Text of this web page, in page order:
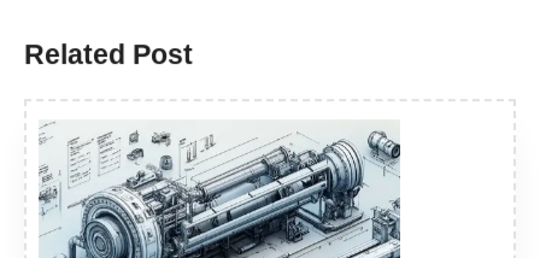
Related Post